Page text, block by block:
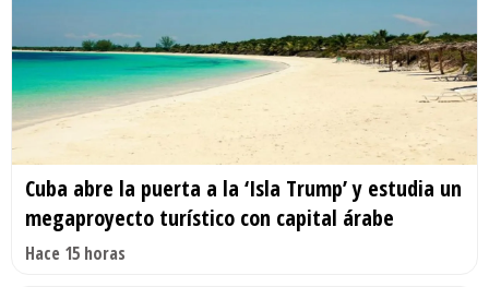
Cuba abre la puerta a la ‘Isla Trump’ y estudia un
megaproyecto turístico con capital árabe
Hace 15 horas